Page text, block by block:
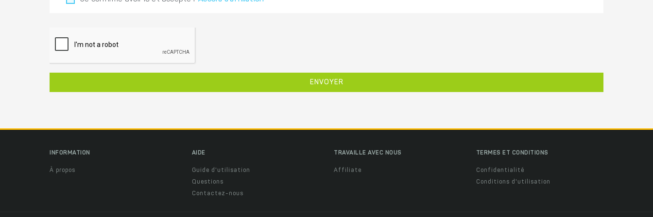
INFORMATION
À propos
AIDE
Guide d'utilisation
Questions
Contactez-nous
TRAVAILLE AVEC NOUS
Affiliate
TERMES ET CONDITIONS
Confidentialité
Conditions d'utilisation